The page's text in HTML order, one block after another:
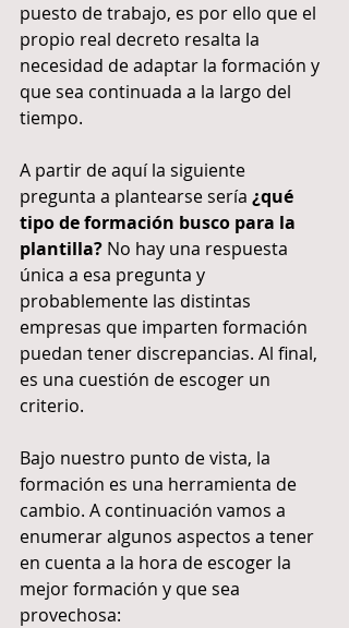
puesto de trabajo, es por ello que el
propio real decreto resalta la
necesidad de adaptar la formación y
que sea continuada a la largo del
tiempo.
A partir de aquí la siguiente
pregunta a plantearse sería ¿qué
tipo de formación busco para la
plantilla? No hay una respuesta
única a esa pregunta y
probablemente las distintas
empresas que imparten formación
puedan tener discrepancias. Al final,
es una cuestión de escoger un
criterio.
Bajo nuestro punto de vista, la
formación es una herramienta de
cambio. A continuación vamos a
enumerar algunos aspectos a tener
en cuenta a la hora de escoger la
mejor formación y que sea
provechosa: